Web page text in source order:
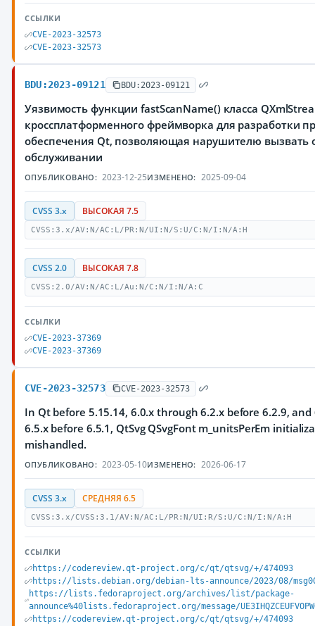
ССЫЛКИ
CVE-2023-32573
CVE-2023-32573
BDU:2023-09121 BDU:2023-09121
Уязвимость функции fastScanName() класса
кроссплатформенного фреймворка для разработки
обеспечения Qt, позволяющая нарушителю вызвать
обслуживании
ОПУБЛИКОВАНО: 2023-12-25ИЗМЕНЕНО: 2025-09-04
CVSS 3.x ВЫСОКАЯ 7.5
CVSS:3.x/AV:N/AC:L/PR:N/UI:N/S:U/C:N/I:N/A:H
CVSS 2.0 ВЫСОКАЯ 7.8
CVSS:2.0/AV:N/AC:L/Au:N/C:N/I:N/A:C
ССЫЛКИ
CVE-2023-37369
CVE-2023-37369
CVE-2023-32573 CVE-2023-32573
In Qt before 5.15.14, 6.0.x through 6.2.x before 6.2.9,
6.5.x before 6.5.1, QtSvg QSvgFont m_unitsPerEm
mishandled.
ОПУБЛИКОВАНО: 2023-05-10ИЗМЕНЕНО: 2026-06-17
CVSS 3.x СРЕДНЯЯ 6.5
CVSS:3.x/CVSS:3.1/AV:N/AC:L/PR:N/UI:R/S:U/C:N/I:N/A:H
ССЫЛКИ
https://codereview.qt-project.org/c/qt/qtsvg/+/474093
https://lists.debian.org/debian-lts-announce/2023/08/
https://lists.fedoraproject.org/archives/list/package-
announce%40lists.fedoraproject.org/message/
https://codereview.qt-project.org/c/qt/qtsvg/+/474093